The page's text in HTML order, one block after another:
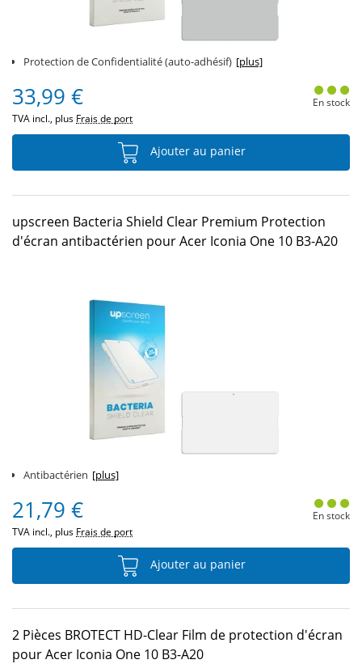
Protection de Confidentialité (auto-adhésif) [plus]
33,99 €
TVA incl., plus Frais de port
En stock
Ajouter au panier
upscreen Bacteria Shield Clear Premium Protection
d'écran antibactérien pour Acer Iconia One 10 B3-A20
Antibactérien [plus]
21,79 €
TVA incl., plus Frais de port
En stock
Ajouter au panier
2 Pièces BROTECT HD-Clear Film de protection d'écran
pour Acer Iconia One 10 B3-A20